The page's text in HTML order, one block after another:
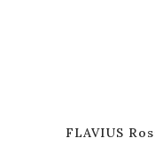
FLAVIUS